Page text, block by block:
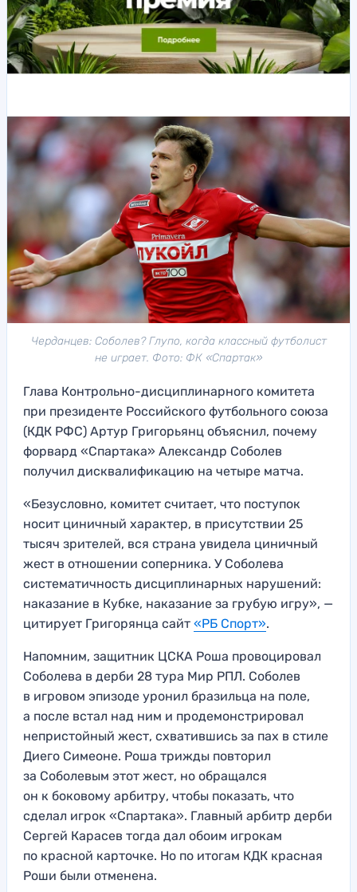
Черданцев: Соболев? Глупо, когда классный футболист
не играет. Фото: ФК «Спартак»
Глава Контрольно-дисциплинарного комитета
при президенте Российского футбольного союза
(КДК РФС) Артур Григорьянц объяснил, почему
форвард «Спартака» Александр Соболев
получил дисквалификацию на четыре матча.
«Безусловно, комитет считает, что поступок
носит циничный характер, в присутствии 25
тысяч зрителей, вся страна увидела циничный
жест в отношении соперника. У Соболева
систематичность дисциплинарных нарушений:
наказание в Кубке, наказание за грубую игру», —
цитирует Григорянца сайт «РБ Спорт».
Напомним, защитник ЦСКА Роша провоцировал
Соболева в дерби 28 тура Мир РПЛ. Соболев
в игровом эпизоде уронил бразильца на поле,
а после встал над ним и продемонстрировал
непристойный жест, схватившись за пах в стиле
Диего Симеоне. Роша трижды повторил
за Соболевым этот жест, но обращался
он к боковому арбитру, чтобы показать, что
сделал игрок «Спартака». Главный арбитр дерби
Сергей Карасев тогда дал обоим игрокам
по красной карточке. Но по итогам КДК красная
Роши были отменена.